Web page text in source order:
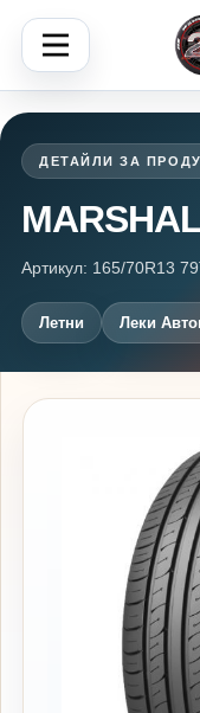
ДЕТАЙЛИ ЗА
Артикул: 165/70R13
Летни Леки